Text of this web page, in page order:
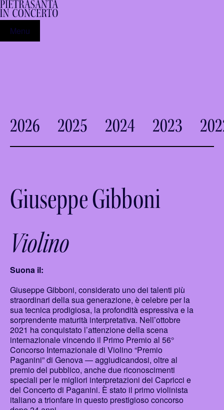
Menu
2026 2025 2024 2023
Giuseppe Gibboni
Violino
Suona il:
Giuseppe Gibboni, considerato uno dei talenti più
straordinari della sua generazione, è celebre per la
sua tecnica prodigiosa, la profondità espressiva e la
sorprendente maturità interpretativa. Nell’ottobre
2021 ha conquistato l’attenzione della scena
internazionale vincendo il Primo Premio al 56°
Concorso Internazionale di Violino “Premio
Paganini” di Genova — aggiudicandosi, oltre al
premio del pubblico, anche due riconoscimenti
speciali per le migliori interpretazioni dei Capricci e
del Concerto di Paganini. È stato il primo violinista
italiano a trionfare in questo prestigioso concorso